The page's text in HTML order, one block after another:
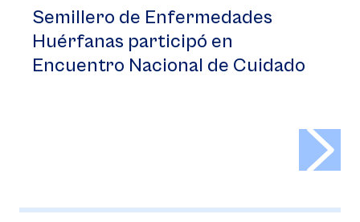
Semillero de Enfermedades
Huérfanas participó en
Encuentro Nacional de Cuidado